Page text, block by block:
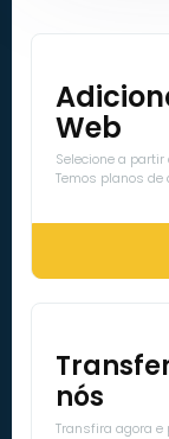
Web
Selecione a
Temos planos
nós
Transfira agora e